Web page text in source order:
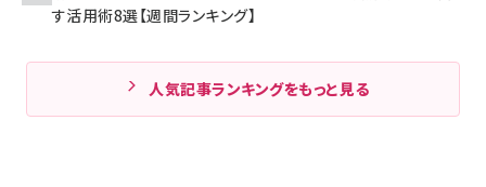
す活用術8選【週間ランキング】
人気記事ランキングをもっと見る